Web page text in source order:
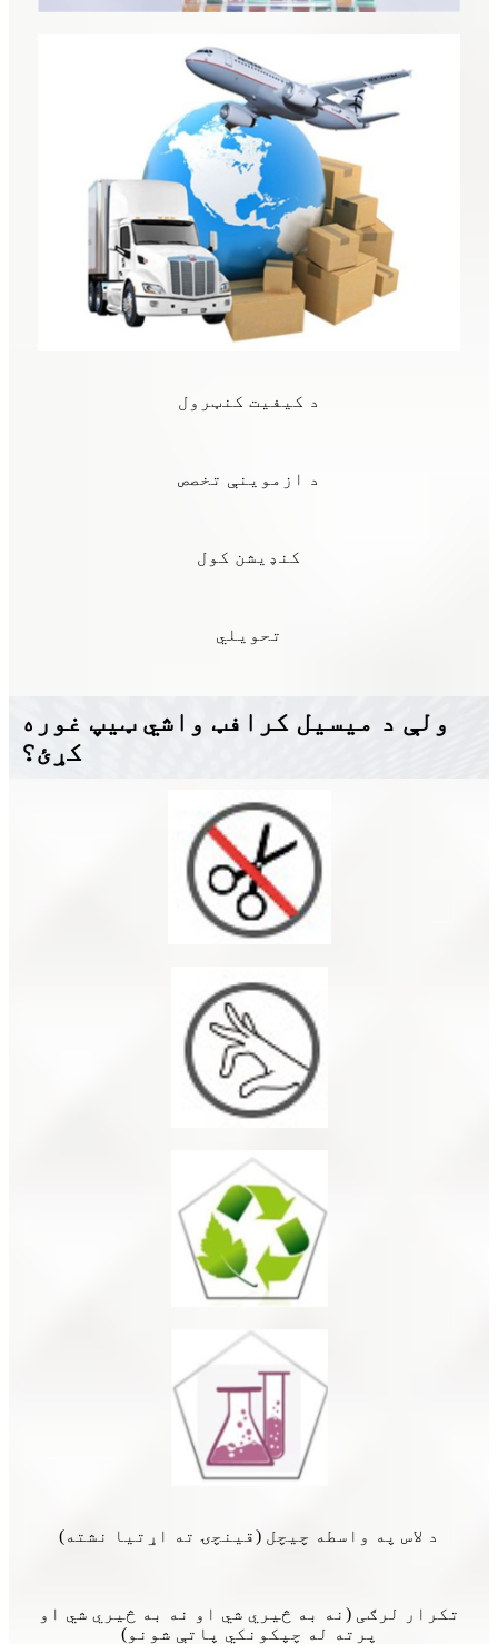
د کیفیت کنټرول
د ازموینې تخصص
کنډیشن کول
تحویلي
ولې د میسیل کرافټ واشي ټیپ غوره
کړئ؟
د لاس په واسطه چیچل (قینچۍ ته اړتیا نشته)
تکرار لرګی (نه به څيري شي او نه به څيري شي او
پرته له چپکونکي پاتې شونو)